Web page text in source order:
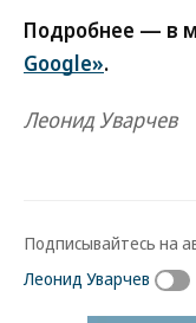
Подробнее — в
Google».
Леонид Уварчев
Подписывайтесь на
Леонид Уварчев